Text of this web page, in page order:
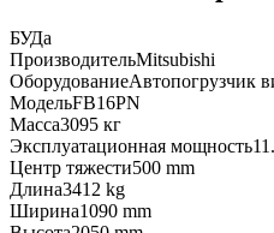
БУДа
ПроизводительMitsubishi
ОборудованиеАвтопогрузчик
МодельFB16PN
Масса3095 кг
Эксплуатационная мощность
Центр тяжести500 mm
Длина3412 kg
Ширина1090 mm